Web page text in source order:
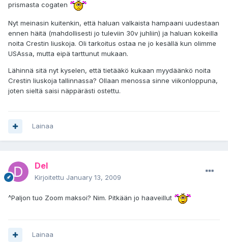
prismasta cogaten
Nyt meinasin kuitenkin, että haluan valkaista hampaani uudestaan
ennen häitä (mahdollisesti jo tuleviin 30v juhliin) ja haluan kokeilla
noita Crestin liuskoja. Oli tarkoitus ostaa ne jo kesällä kun olimme
USAssa, mutta eipä tarttunut mukaan.
Lähinnä sitä nyt kyselen, että tietääkö kukaan myydäänkö noita
Crestin liuskoja tallinnassa? Ollaan menossa sinne viikonloppuna,
joten sieltä saisi näppärästi ostettu.
Lainaa
Del
Kirjoitettu January 13, 2009
^Paljon tuo Zoom maksoi? Nim. Pitkään jo haaveillut
Lainaa